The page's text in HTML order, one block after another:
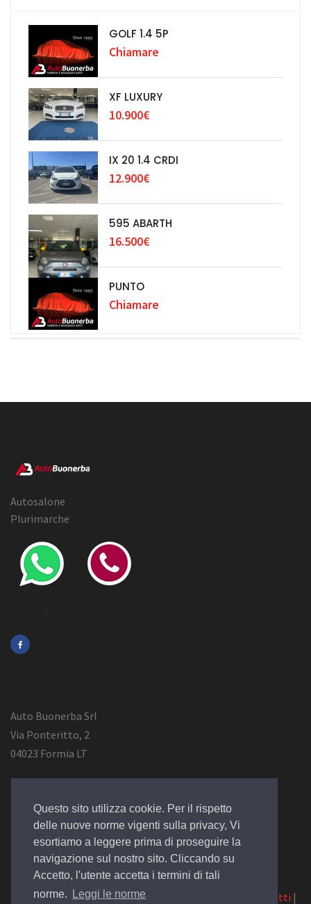
Questo sito utilizza cookie. Per il rispetto
delle nuove norme vigenti sulla privacy, Vi
esortiamo a leggere prima di proseguire la
navigazione sul nostro sito. Cliccando su
Accetto, l'utente accetta i termini di tali
norme.
Leggi le norme
GOLF 1.4 5P
Chiamare
XF LUXURY
10.900€
IX 20 1.4 CRDI
12.900€
595 ABARTH
16.500€
PUNTO
Chiamare
Autosalone
Plurimarche
Auto Buonerba Srl
Via Ponteritto, 2
04023 Formia LT
P.Iva 01473730594
© 2019 Design byEGSoft
Cookie|Privacy Law|Azienda Contatti |